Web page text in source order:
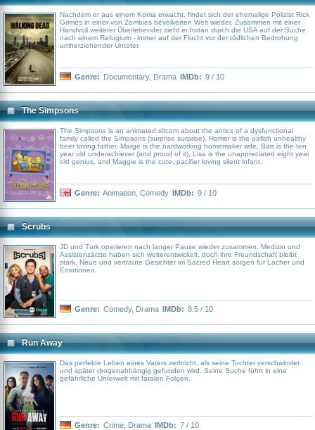
Nachdem er aus einem Koma erwacht, findet sich der ehemalige Polizist Rick
Grimes in einer von Zombies bevölkerten Welt wieder. Zusammen mit einer
Handvoll weiterer Überlebender zieht er fortan durch die USA auf der Suche
nach einem Refugium - immer auf der Flucht vor der tödlichen Bedrohung
umherziehender Untoter.
Genre: Documentary, Drama IMDb: 9 / 10
The Simpsons
The Simpsons is an animated sitcom about the antics of a dysfunctional
family called the Simpsons (surprise surprise). Homer is the oafish unhealthy
beer loving father, Marge is the hardworking homemaker wife, Bart is the ten
year old underachiever (and proud of it), Lisa is the unappreciated eight year
old genius, and Maggie is the cute, pacifier loving silent infant.
Genre: Animation Comedy IMDb: 9 / 10
Scrubs
JD und Turk operieren nach langer Pause wieder zusammen. Medizin und
Assistenzärzte haben sich weiterentwickelt, doch ihre Freundschaft bleibt
stark. Neue und vertraute Gesichter im Sacred Heart sorgen für Lacher und
Emotionen.
Genre: Comedy, Drama IMDb: 8.5 / 10
Run Away
Das perfekte Leben eines Vaters zerbricht, als seine Tochter verschwindet
und später drogenabhängig gefunden wird. Seine Suche führt in eine
gefährliche Unterwelt mit fatalen Folgen.
Genre: Crime Drama IMDb: 7 / 10